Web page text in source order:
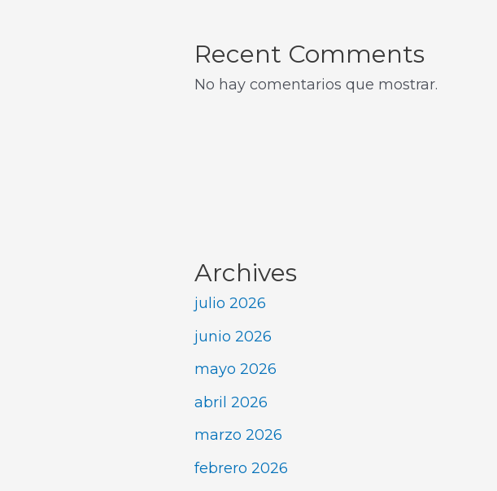
Recent Comments
No hay comentarios que mostrar.
Archives
julio 2026
junio 2026
mayo 2026
abril 2026
marzo 2026
febrero 2026